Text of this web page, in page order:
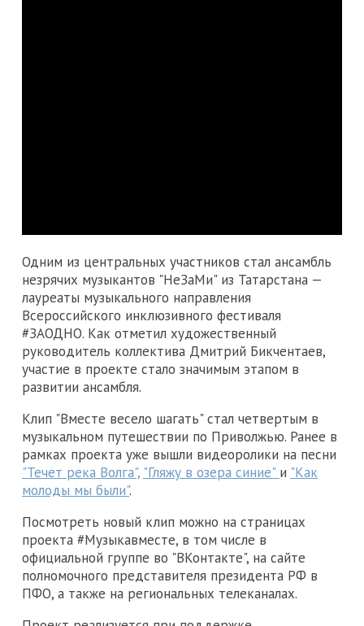
Одним из центральных участников стал ансамбль
незрячих музыкантов "НеЗаМи" из Татарстана —
лауреаты музыкального направления
Всероссийского инклюзивного фестиваля
#ЗАОДНО. Как отметил художественный
руководитель коллектива Дмитрий Бикчентаев,
участие в проекте стало значимым этапом в
развитии ансамбля.
Клип "Вместе весело шагать" стал четвертым в
музыкальном путешествии по Приволжью. Ранее в
рамках проекта уже вышли видеоролики на песни
"Течет река Волга", "Гляжу в озера синие" и "Как
молоды мы были".
Посмотреть новый клип можно на страницах
проекта #Музыкавместе, в том числе в
официальной группе во "ВКонтакте", на сайте
полномочного представителя президента РФ в
ПФО, а также на региональных телеканалах.